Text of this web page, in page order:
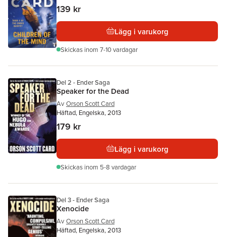
139 kr
Lägg i varukorg
Skickas inom 7-10 vardagar
Del 2 - Ender Saga
Speaker for the Dead
Av Orson Scott Card
Häftad, Engelska, 2013
179 kr
Lägg i varukorg
Skickas inom 5-8 vardagar
Del 3 - Ender Saga
Xenocide
Av Orson Scott Card
Häftad, Engelska, 2013